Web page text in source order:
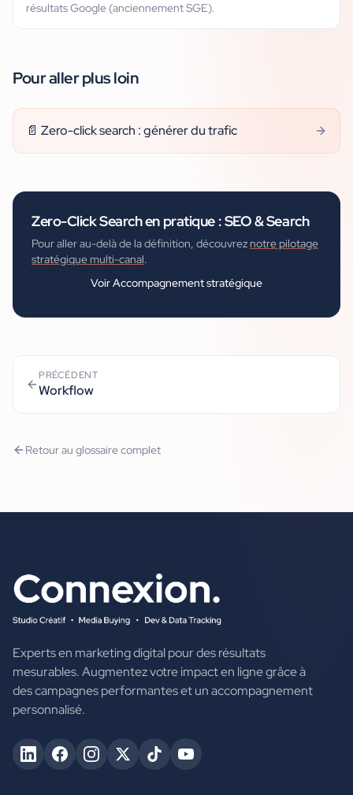
résultats Google (anciennement SGE).
Pour aller plus loin
📄 Zero-click search : générer du trafic
Zero-Click Searchen pratique :SEO & Search
Pour aller au-delà de la définition, découvrez notre pilotage
stratégique multi-canal.
VoirAccompagnement stratégique
PRÉCÉDENT
Workflow
Retour au glossaire complet
Experts en marketing digital pour des résultats
mesurables. Augmentez votre impact en ligne grâce à
des campagnes performantes et un accompagnement
personnalisé.